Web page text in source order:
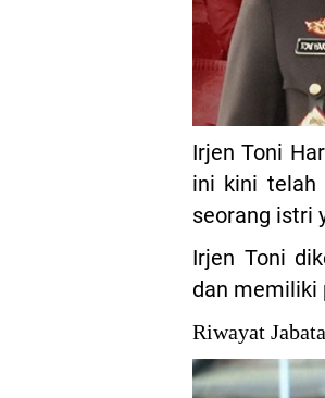
Irjen Toni
ini kini telah
seorang istri
Irjen Toni
dan memiliki
Riwayat